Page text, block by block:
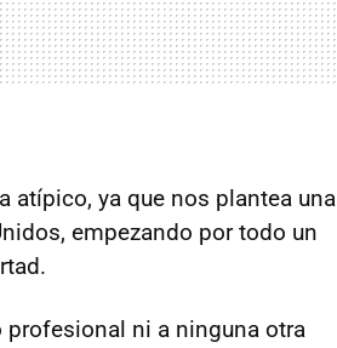
atípico, ya que nos plantea una
empezando por todo un
profesional ni a ninguna otra